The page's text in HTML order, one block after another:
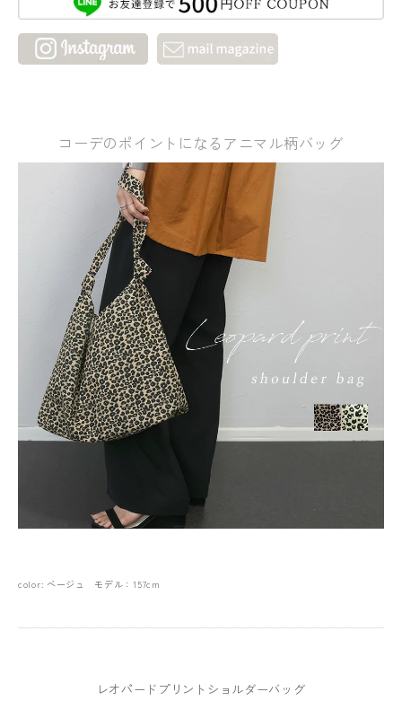
コーデのポイントになるアニマル柄バッグ
color: ベージュ モデル：157cm
レオパードプリントショルダーバッグ